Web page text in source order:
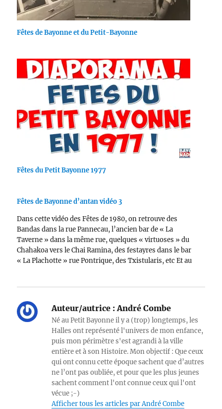
Fêtes de Bayonne et du Petit-Bayonne
Fêtes du Petit Bayonne 1977
Fêtes de Bayonne d’antan vidéo 3
Dans cette vidéo des Fêtes de 1980, on retrouve des
Bandas dans la rue Pannecau, l’ancien bar de « La
Taverne » dans la même rue, quelques « virtuoses » du
Chahakoa vers le Chai Ramina, des festayres dans le bar
« La Plachotte » rue Pontrique, des Txistularis, etc Et au
Auteur/autrice :André Combe
Né au Petit Bayonne il y a (trop) longtemps, les
Halles ont représenté l'univers de mon enfance,
puis mon périmètre s'est agrandi à la ville
entière et à son Histoire. Mon objectif : Que ceux
qui ont connu cette époque sachent que d’autres
ne l’ont pas oubliée, et pour que les plus jeunes
sachent comment l'ont connue ceux qui l'ont
vécue ;-)
Afficher tous les articles par André Combe